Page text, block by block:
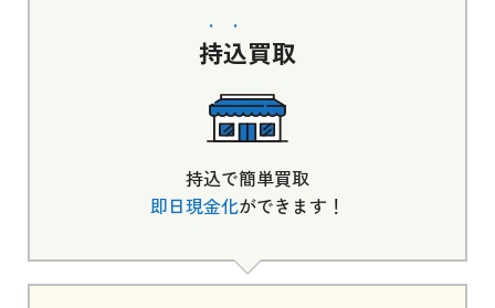
持込買取
持込で簡単買取
即日現金化ができます！